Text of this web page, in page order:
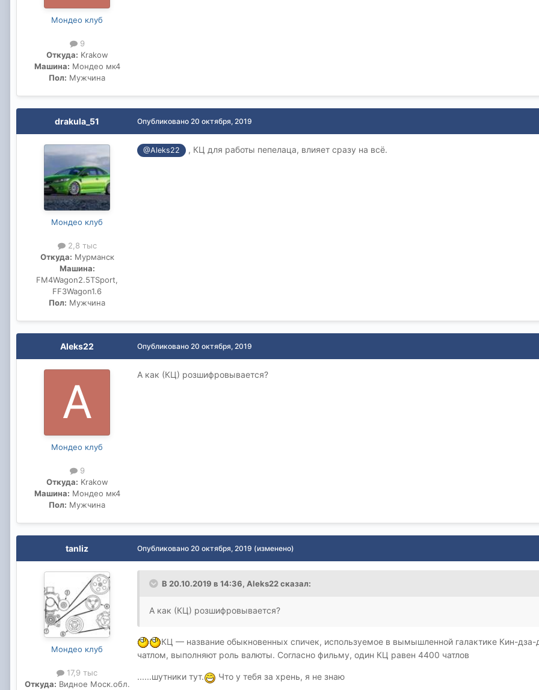
Мондео клуб
9
Откуда: Krakow
Машина: Мондео мк4
Пол: Мужчина
drakula_51
Мондео клуб
2,8 тыс
Откуда: Мурманск
Машина:
FM4Wagon2.5TSport,
FF3Wagon1.6
Пол: Мужчина
Опубликовано 20 октября, 2019
@Aleks22 , КЦ для работы пепелаца, влияет сразу на всё.
Aleks22
Мондео клуб
9
Откуда: Krakow
Машина: Мондео мк4
Пол: Мужчина
Опубликовано 20 октября, 2019
А как (КЦ) розшифровывается?
tanliz
Мондео клуб
17,9 тыс
Откуда: Видное Моск.обл.
Опубликовано 20 октября, 2019 (изменено)
В 20.10.2019 в 14:36, Aleks22сказал:
А как (КЦ) розшифровывается?
КЦ — название обыкновенных спичек, используемое в вымышленной галактике Кин-
чатлом, выполняют роль валюты. Согласно фильму, один КЦ равен 4400 чатлов
......шутники тут. Что у тебя за хрень, я не знаю